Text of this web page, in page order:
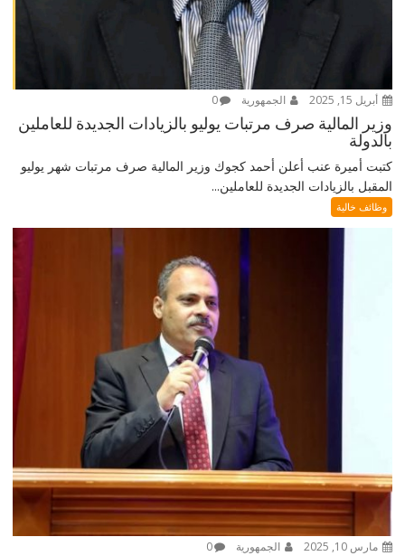
أبريل 15, 2025 الجمهورية 0
وزير المالية صرف مرتبات يوليو بالزيادات الجديدة للعاملين
بالدولة
كتبت أميرة عنب أعلن أحمد كجوك وزير المالية صرف مرتبات شهر يوليو
المقبل بالزيادات الجديدة للعاملين...
وظائف خالية
مارس 10, 2025 الجمهورية 0